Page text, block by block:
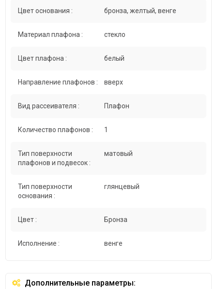
Цвет основания : бронза, желтый, венге
Материал плафона : стекло
Цвет плафона : белый
Направление плафонов : вверх
Вид рассеивателя : Плафон
Количество плафонов : 1
Тип поверхности
плафонов и подвесок :
матовый
Тип поверхности
основания :
глянцевый
Цвет : Бронза
Исполнение : венге
Дополнительные параметры: